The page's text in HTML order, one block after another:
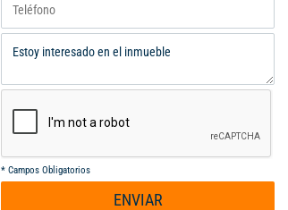
* Campos Obligatorios
ENVIAR